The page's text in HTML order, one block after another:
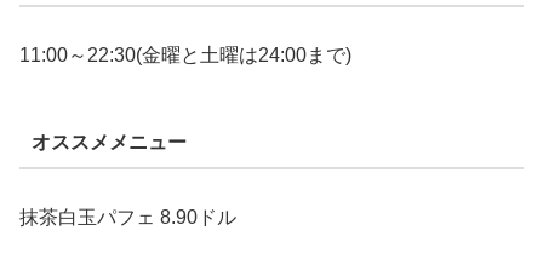
11:00～22:30(金曜と土曜は24:00まで)
オススメメニュー
抹茶白玉パフェ 8.90ドル